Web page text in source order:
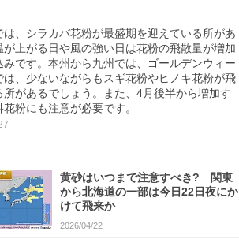
は、シラカバ花粉が最盛期を迎えている所があ
が上がる日や風の強い日は花粉の飛散量が増加
みです。本州から九州では、ゴールデンウィー
は、少ないながらもスギ花粉やヒノキ花粉が飛
所があるでしょう。また、4月後半から増加す
花粉にも注意が必要です。
黄砂はいつまで注意すべき? 関東
から北海道の一部は今日22日夜にか
けて飛来か
2026/04/22